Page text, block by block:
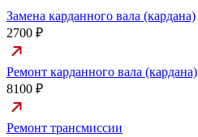
Замена карданного вала (кардана)
2700 ₽
Ремонт карданного вала (кардана)
8100 ₽
Ремонт трансмиссии